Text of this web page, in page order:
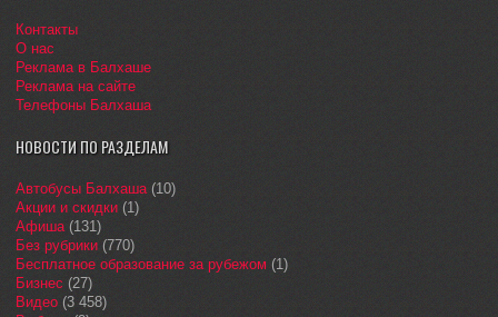
Контакты
О нас
Реклама в Балхаше
Реклама на сайте
Телефоны Балхаша
НОВОСТИ ПО РАЗДЕЛАМ
Автобусы Балхаша(10)
Акции и скидки (1)
Афиша(131)
Без рубрики (770)
Бесплатное образование за рубежом (1)
Бизнес (27)
Видео (3 458)